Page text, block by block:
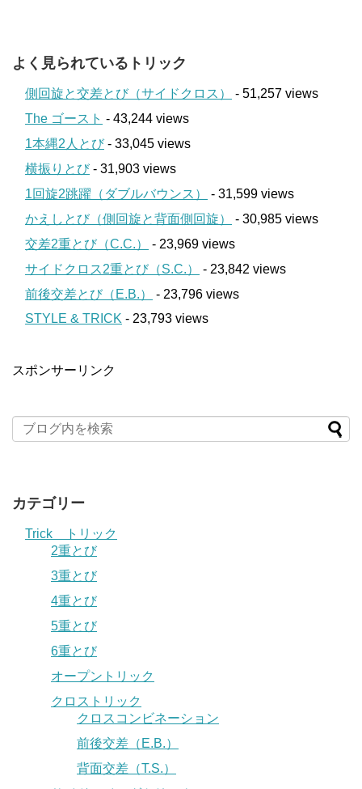
よく見られているトリック
側回旋と交差とび（サイドクロス）
- 51,257 views
The ゴースト - 43,244 views
1本縄2人とび- 33,045 views
横振りとび- 31,903 views
1回旋2跳躍（ダブルバウンス）
- 31,599 views
かえしとび（側回旋と背面側回旋）
- 30,985 views
交差2重とび（C.C.）
- 23,969 views
サイドクロス2重とび（S.C.）
- 23,842 views
前後交差とび（E.B.）
- 23,796 views
STYLE & TRICK - 23,793 views
スポンサーリンク
カテゴリー
Trick トリック
2重とび
3重とび
4重とび
5重とび
6重とび
オープントリック
クロストリック
クロスコンビネーション
前後交差（E.B.）
背面交差（T.S.）